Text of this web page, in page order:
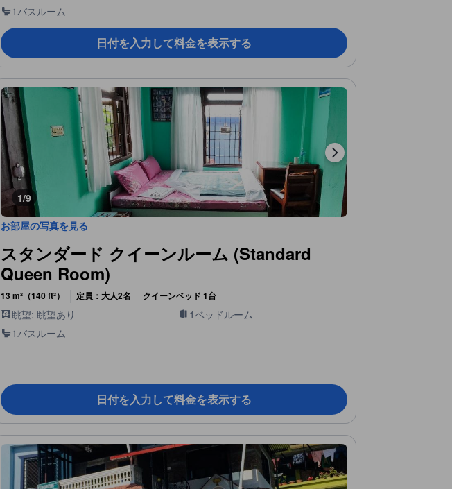
1バスルーム
日付を入力して料金を表示する
1/9
お部屋の写真を見る
スタンダード クイーンルーム (Standard
Queen Room)
13 m²（140 ft²） 定員：大人2名 クイーンベッド 1台
眺望: 眺望あり 1ベッドルーム
1バスルーム
日付を入力して料金を表示する